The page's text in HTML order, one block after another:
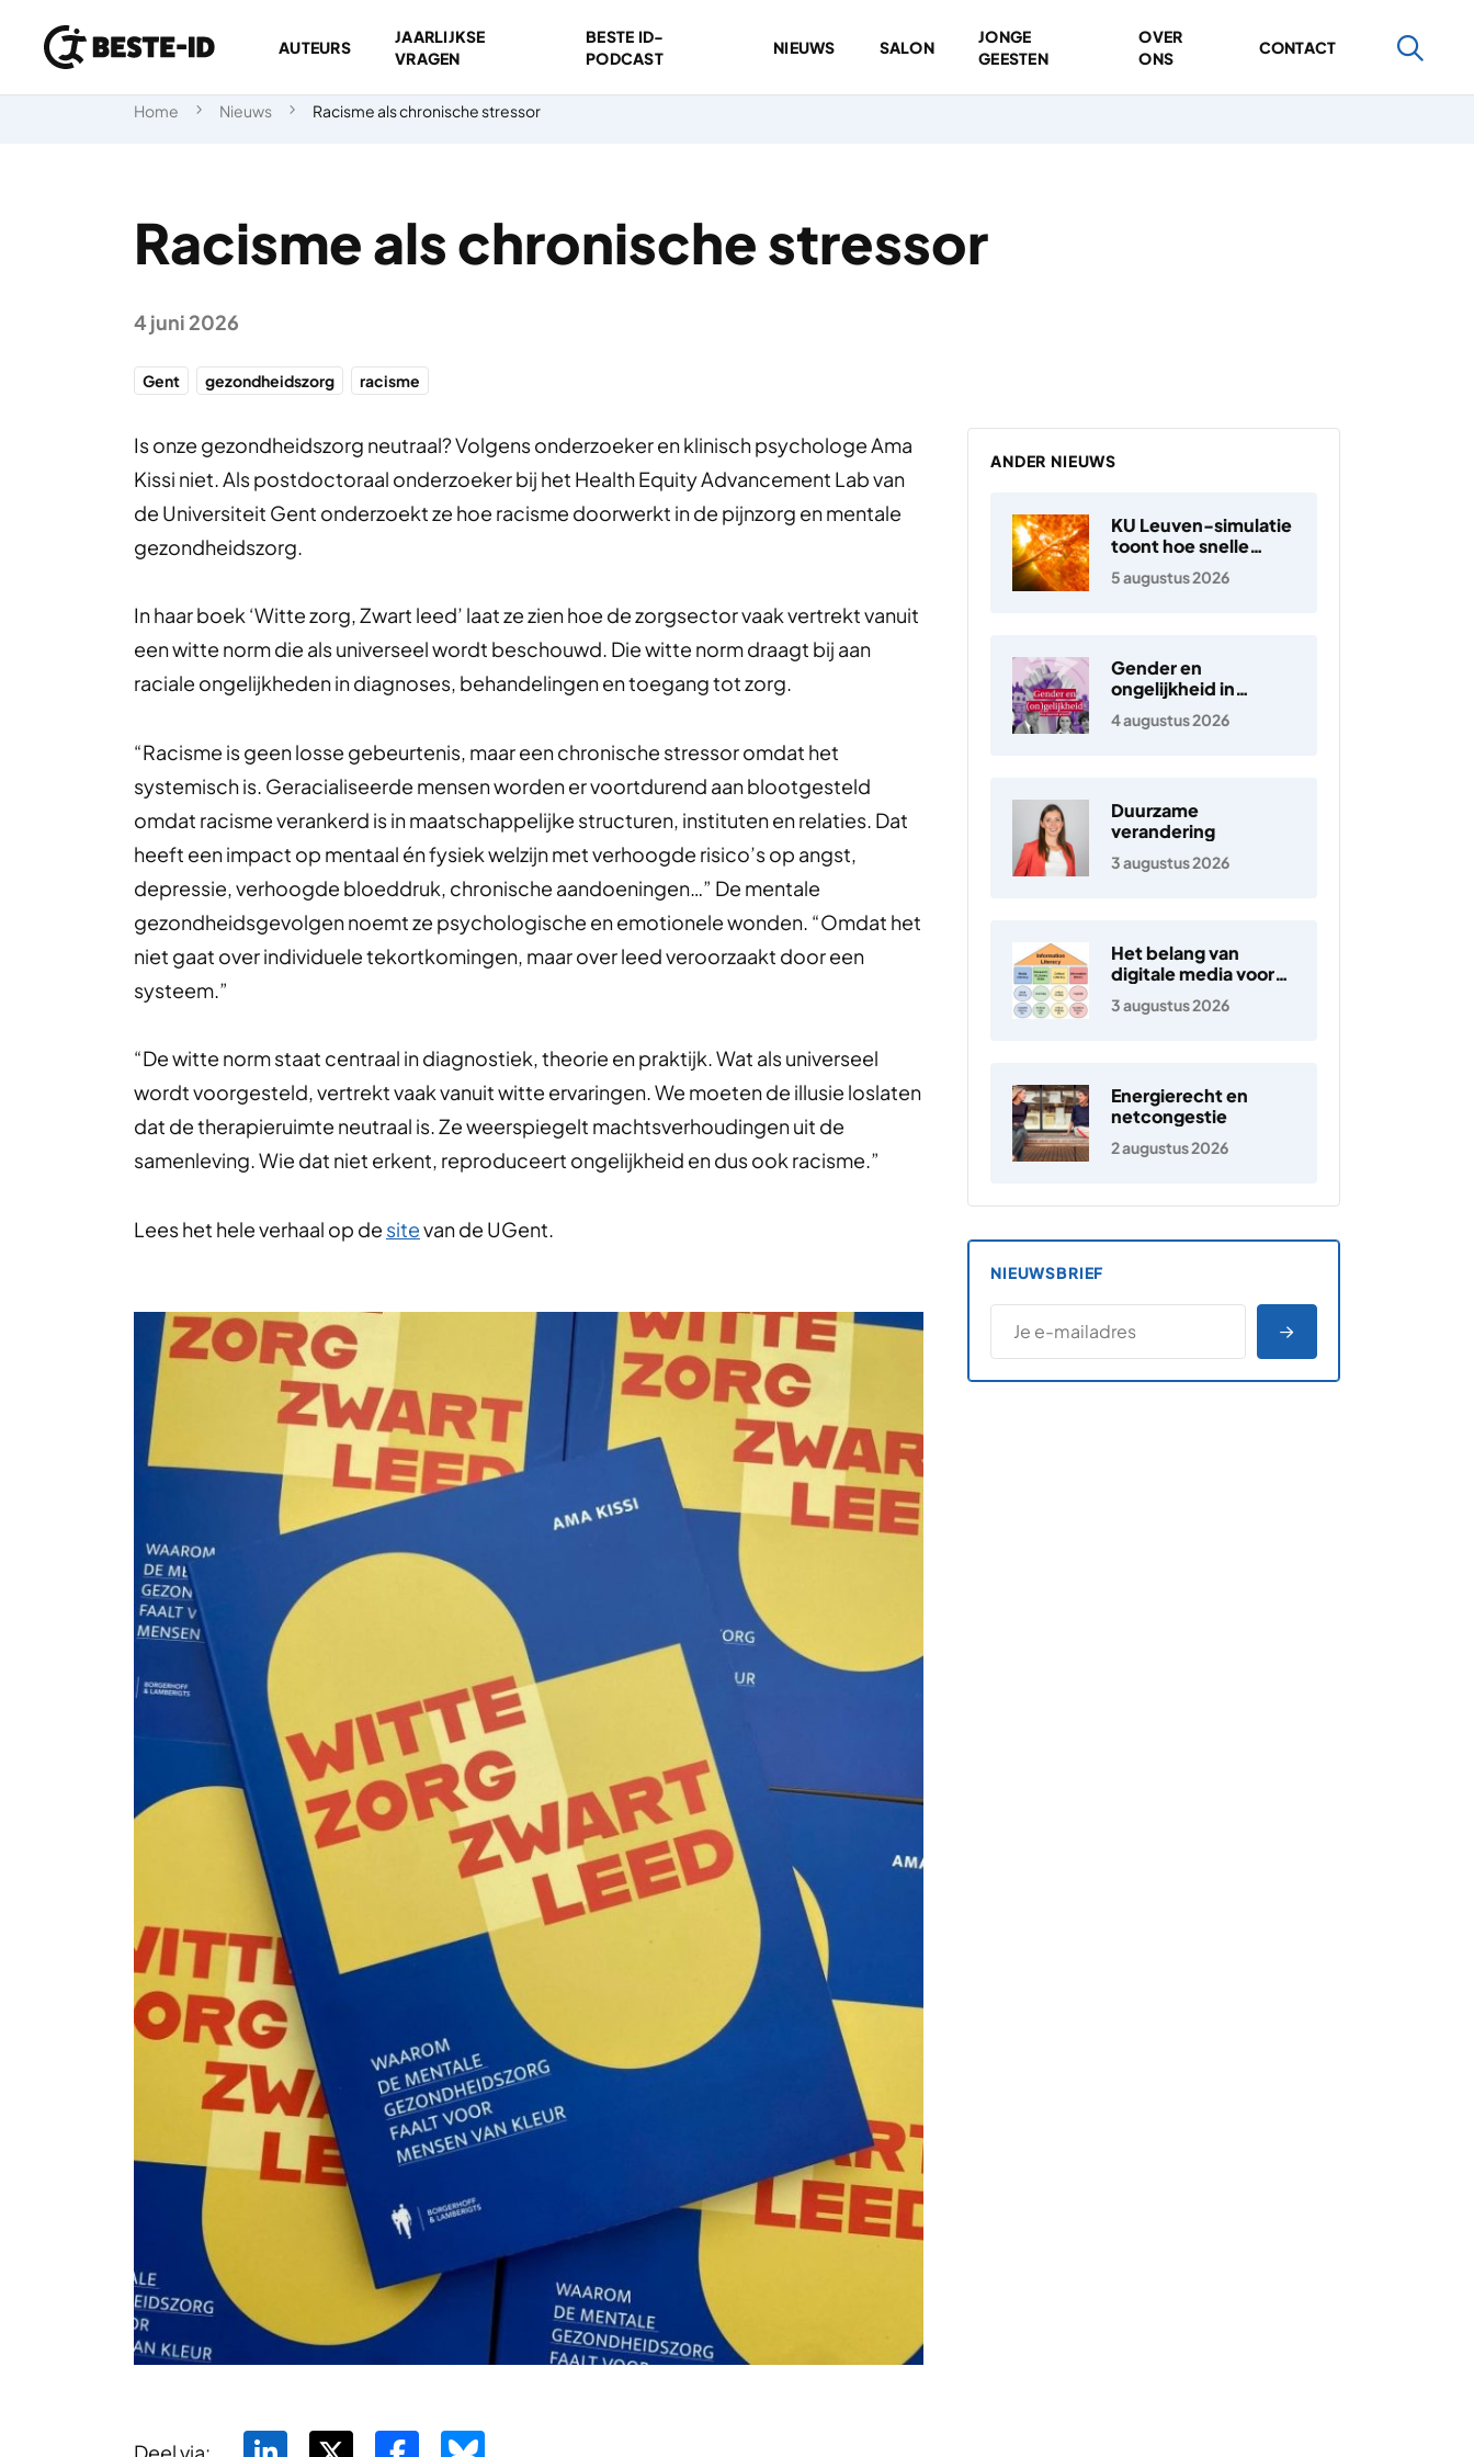
Ga naar inhoud
AUTEURS
JAARLIJKSE
VRAGEN
BESTE ID-
PODCAST
NIEUWS SALON
JONGE
GEESTEN
OVER
ONS
CONTACT
Home Nieuws Racisme als chronische stressor
Racisme als chronische stressor
4 juni 2026
Gent gezondheidszorg racisme
Is onze gezondheidszorg neutraal? Volgens onderzoeker en klinisch psychologe Ama
Kissi niet. Als postdoctoraal onderzoeker bij het Health Equity Advancement Lab van
de Universiteit Gent onderzoekt ze hoe racisme doorwerkt in de pijnzorg en mentale
gezondheidszorg.
In haar boek ‘Witte zorg, Zwart leed’ laat ze zien hoe de zorgsector vaak vertrekt vanuit
een witte norm die als universeel wordt beschouwd. Die witte norm draagt bij aan
raciale ongelijkheden in diagnoses, behandelingen en toegang tot zorg.
“Racisme is geen losse gebeurtenis, maar een chronische stressor omdat het
systemisch is. Geracialiseerde mensen worden er voortdurend aan blootgesteld
omdat racisme verankerd is in maatschappelijke structuren, instituten en relaties. Dat
heeft een impact op mentaal én fysiek welzijn met verhoogde risico’s op angst,
depressie, verhoogde bloeddruk, chronische aandoeningen…” De mentale
gezondheidsgevolgen noemt ze psychologische en emotionele wonden. “Omdat het
niet gaat over individuele tekortkomingen, maar over leed veroorzaakt door een
systeem.”
“De witte norm staat centraal in diagnostiek, theorie en praktijk. Wat als universeel
wordt voorgesteld, vertrekt vaak vanuit witte ervaringen. We moeten de illusie loslaten
dat de therapieruimte neutraal is. Ze weerspiegelt machtsverhoudingen uit de
samenleving. Wie dat niet erkent, reproduceert ongelijkheid en dus ook racisme.”
Lees het hele verhaal op de sitevan de UGent.
Deel via:
ANDER NIEUWS
KU Leuven-simulatie
toont hoe snelle
elektronen in de
zonnewind ontstaan
5 augustus 2026
Gender en
ongelijkheid in
Nederland
4 augustus 2026
Duurzame
verandering
3 augustus 2026
Het belang van
digitale media voor
jongeren
3 augustus 2026
Energierecht en
netcongestie
2 augustus 2026
NIEUWSBRIEF
E-MAILADRES
*
AANMELDEN